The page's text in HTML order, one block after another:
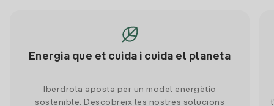
Energia que et cuida i cuida el planeta
Iberdrola aposta per un model energètic
sostenible. Descobreix les nostres solucions